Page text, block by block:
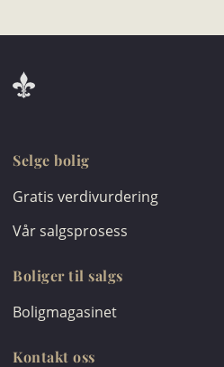
Selge bolig
Gratis verdivurdering
Vår salgsprosess
Boliger til salgs
Boligmagasinet
Kontakt oss